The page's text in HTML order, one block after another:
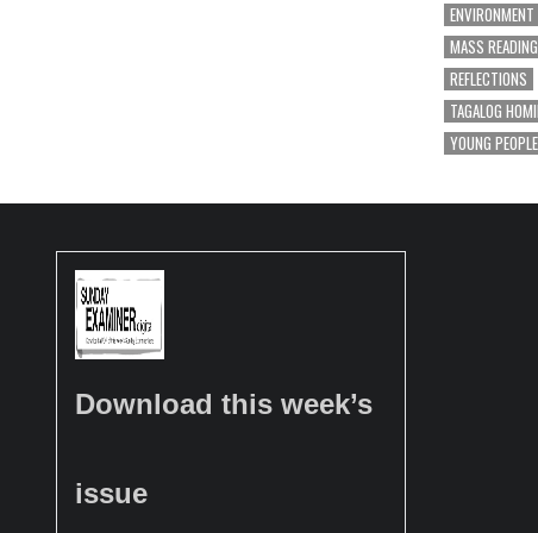
ENVIRONMENT
MASS
REFLECTIONS
TAGALOG
YOUNG PEOPLE
Download this week’s
issue